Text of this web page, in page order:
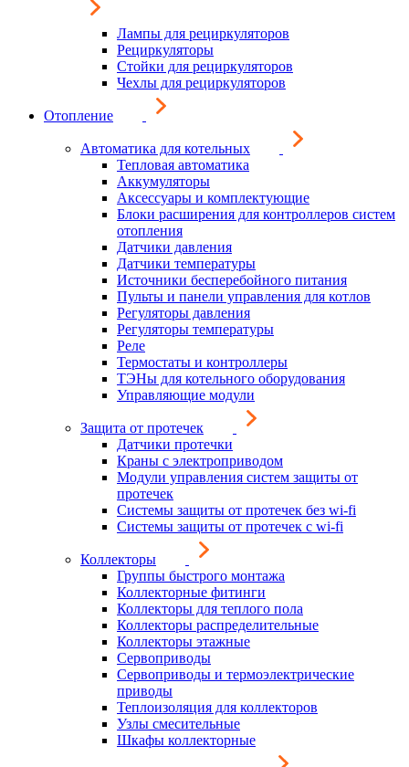
Лампы для рециркуляторов
Рециркуляторы
Стойки для рециркуляторов
Чехлы для рециркуляторов
Отопление
Автоматика для котельных
Тепловая автоматика
Аккумуляторы
Аксессуары и комплектующие
Блоки расширения для контроллеров систем
отопления
Датчики давления
Датчики температуры
Источники бесперебойного питания
Пульты и панели управления для котлов
Регуляторы давления
Регуляторы температуры
Реле
Термостаты и контроллеры
ТЭНы для котельного оборудования
Управляющие модули
Защита от протечек
Датчики протечки
Краны с электроприводом
Модули управления систем защиты от
протечек
Системы защиты от протечек без wi-fi
Системы защиты от протечек с wi-fi
Коллекторы
Группы быстрого монтажа
Коллекторные фитинги
Коллекторы для теплого пола
Коллекторы распределительные
Коллекторы этажные
Сервоприводы
Сервоприводы и термоэлектрические
приводы
Теплоизоляция для коллекторов
Узлы смесительные
Шкафы коллекторные